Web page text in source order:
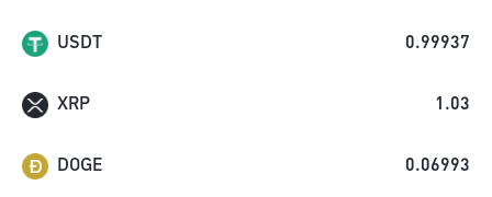
USDT 0.99937
XRP 1.03
DOGE 0.06993